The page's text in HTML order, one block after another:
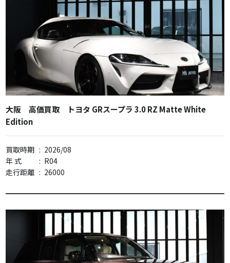
大阪 高価買取 トヨタ GRスープラ 3.0 RZ Matte White
Edition
買取時期 : 2026/08
年 式
: R04
走行距離 : 26000